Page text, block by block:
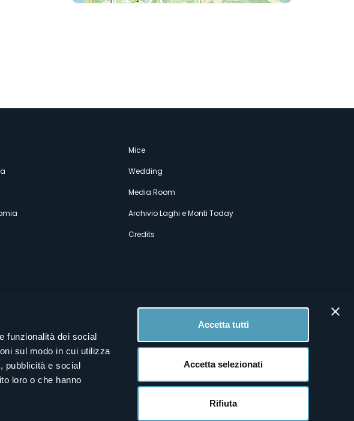
funzionalità dei social
sul modo in cui utilizza
pubblicità e social
loro o che hanno
Accetta tutti
Accetta selezionati
Rifiuta
Mice
Wedding
Media Room
Archivio Laghi e Monti Today
Credits
canali social